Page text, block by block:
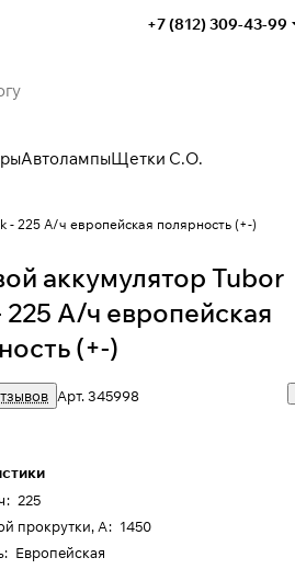
+7 (812) 309-43-99
АвтолампыЩетки С.О.
- 225 А/ч европейская полярность (+-)
аккумулятор Tubor
225 А/ч европейская
(+-)
Арт.345998
: 225
прокрутки, А: 1450
: Европейская